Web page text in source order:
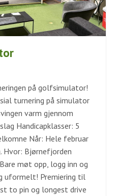
på golfsimulator!
turnering på simulator
varm gjennom
Handicapklasser: 5
Når: Hele februar
Hvor: Bjørnefjorden
møt opp, logg inn og
uformelt! Premiering til
to pin og longest drive